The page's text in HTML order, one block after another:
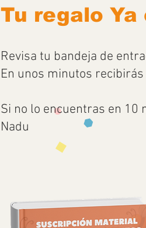
Tu regalo
Revisa tu bandeja de
En unos minutos
Si no lo encuentras en 10
Nadu